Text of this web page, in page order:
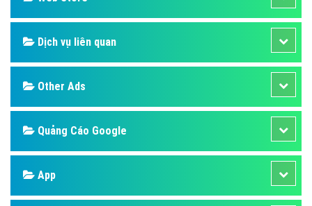
Dịch vụ liên quan
Other Ads
Quảng Cáo Google
App